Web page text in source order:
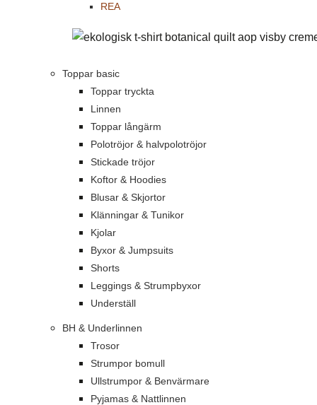
REA
Toppar basic
Toppar tryckta
Linnen
Toppar långärm
Polotröjor & halvpolotröjor
Stickade tröjor
Koftor & Hoodies
Blusar & Skjortor
Klänningar & Tunikor
Kjolar
Byxor & Jumpsuits
Shorts
Leggings & Strumpbyxor
Underställ
BH & Underlinnen
Trosor
Strumpor bomull
Ullstrumpor & Benvärmare
Pyjamas & Nattlinnen